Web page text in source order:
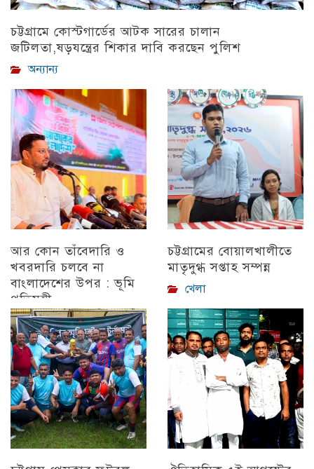
চট্টগ্রামে কোস্টগার্ডের আটক সারের চালান
জটিলতা,ষড়যন্ত্রের শিকার দাবি করছেন পুলিশ
অন্যান্য
আর কোন তাঁবেদারি ও
খবরদারি চলবে না
বাংলাদেশের উপর : ভূমি
প্রতিমন্ত্রী
চট্টগ্রাম
চট্টগ্রামের বোয়ালখালীতে
মাতৃদুগ্ধ সপ্তাহ সম্পন্ন
খেলা